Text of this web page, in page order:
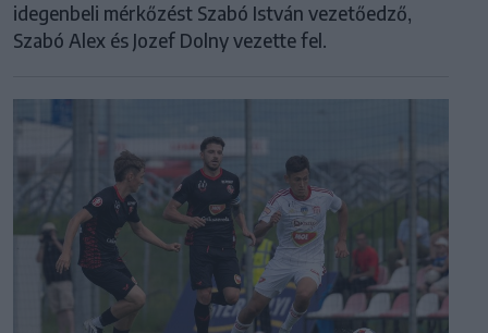
idegenbeli mérkőzést Szabó István vezetőedző,
Szabó Alex és Jozef Dolny vezette fel.